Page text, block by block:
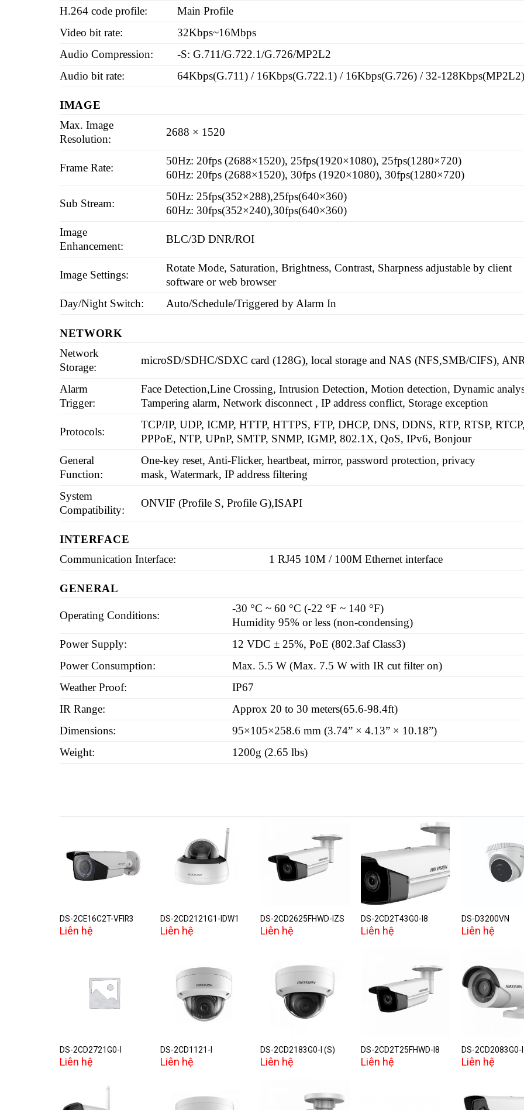
H.264 code profile:
Main Profile
Video bit rate:
32Kbps~16Mbps
Audio Compression:
-S: G.711/G.722.1/G.726/MP2L2
Audio bit rate:
64Kbps(G.711) / 16Kbps(G.722.1) / 16Kbps(G.726) / 32-128Kbps(MP2L2)
IMAGE
Max. Image
Resolution:
2688 × 1520
Frame Rate:
50Hz: 20fps (2688×1520), 25fps(1920×1080), 25fps(1280×720)
60Hz: 20fps (2688×1520), 30fps (1920×1080), 30fps(1280×720)
Sub Stream:
50Hz: 25fps(352×288),25fps(640×360)
60Hz: 30fps(352×240),30fps(640×360)
Image
Enhancement:
BLC/3D DNR/ROI
Image Settings:
Rotate Mode, Saturation, Brightness, Contrast, Sharpness adjustable by client
software or web browser
Day/Night Switch:
Auto/Schedule/Triggered by Alarm In
NETWORK
Network
Storage:
microSD/SDHC/SDXC card (128G), local storage and NAS (NFS,SMB/CIFS),
Alarm
Trigger:
Face Detection,Line Crossing, Intrusion Detection, Motion detection, Dynamic
Tampering alarm, Network disconnect , IP address conflict, Storage exception
Protocols:
TCP/IP, UDP, ICMP, HTTP, HTTPS, FTP, DHCP, DNS, DDNS, RTP, RTSP,
PPPoE, NTP, UPnP, SMTP, SNMP, IGMP, 802.1X, QoS, IPv6, Bonjour
General
Function:
One-key reset, Anti-Flicker, heartbeat, mirror, password protection, privacy
mask, Watermark, IP address filtering
System
Compatibility:
ONVIF (Profile S, Profile G),ISAPI
INTERFACE
Communication Interface:
1 RJ45 10M / 100M Ethernet interface
GENERAL
Operating Conditions:
-30 °C ~ 60 °C (-22 °F ~ 140 °F)
Humidity 95% or less (non-condensing)
Power Supply:
12 VDC ± 25%, PoE (802.3af Class3)
Power Consumption:
Max. 5.5 W (Max. 7.5 W with IR cut filter on)
Weather Proof:
IP67
IR Range:
Approx 20 to 30 meters(65.6-98.4ft)
Dimensions:
95×105×258.6 mm (3.74” × 4.13” × 10.18”)
Weight:
1200g (2.65 lbs)
Add to
wishlist
DS-2CE16C2T-VFIR3
Liên hệ
Add to
wishlist
DS-2CD2121G1-IDW1
Liên hệ
Add to
DS-2CD2625FHWD-IZS
Liên hệ
Add to
wishlist
DS-2CD2T43G0-I8
Liên hệ
DS-D3200VN
Liên hệ
wishlist
DS-2CD2721G0-I
Liên hệ
Add to
wishlist
DS-2CD1121-I
Liên hệ
Add to
wishlist
DS-2CD2183G0-I (S)
Liên hệ
Add to
DS-2CD2T25FHWD-I8
Liên hệ
DS-2CD2083G0-I
Liên hệ